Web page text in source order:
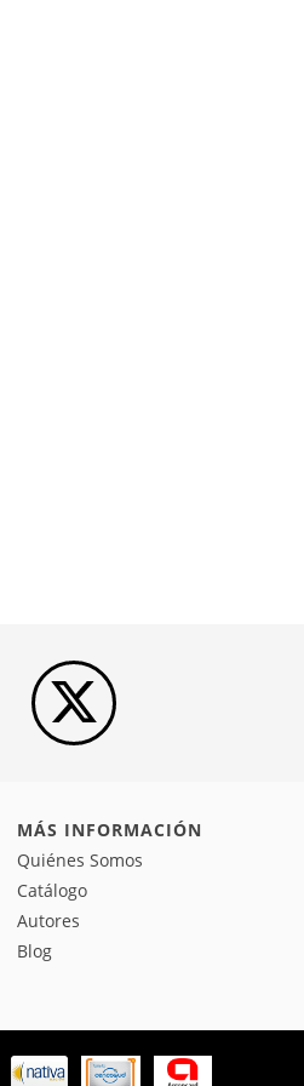
MÁS INFORMACIÓN
Quiénes Somos
Catálogo
Autores
Blog